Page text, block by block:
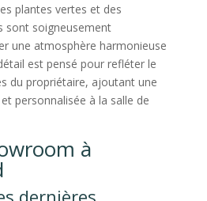
plantes vertes et des
sont soigneusement
une atmosphère harmonieuse
est pensé pour refléter le
du propriétaire, ajoutant une
personnalisée à la salle de
à
dernières